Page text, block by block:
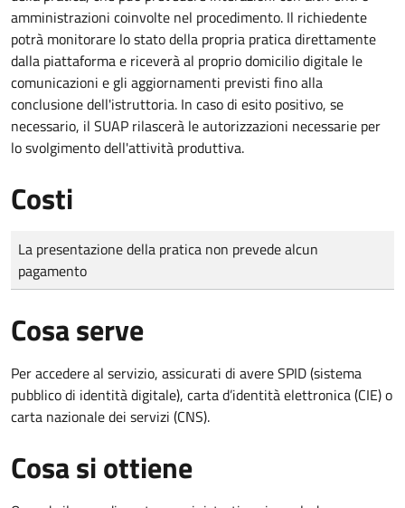
amministrazioni coinvolte nel procedimento. Il richiedente
potrà monitorare lo stato della propria pratica direttamente
dalla piattaforma e riceverà al proprio domicilio digitale le
comunicazioni e gli aggiornamenti previsti fino alla
conclusione dell'istruttoria. In caso di esito positivo, se
necessario, il SUAP rilascerà le autorizzazioni necessarie per
lo svolgimento dell'attività produttiva.
Costi
Tipo di pagamento
Importo
La presentazione della pratica non prevede alcun
pagamento
Cosa serve
Per accedere al servizio, assicurati di avere SPID (sistema
pubblico di identità digitale), carta d’identità elettronica (CIE) o
carta nazionale dei servizi (CNS).
Cosa si ottiene